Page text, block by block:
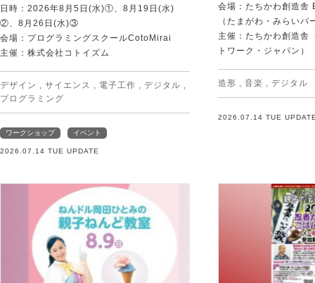
日時：2026年8月5日(水)①、8月19日(水)
②、8月26日(水)③
会場：プログラミングスクールCotoMirai
主催：株式会社コトイズム
デザイン サイエンス 電子工作 デジタル
プログラミング
ワークショップ イベント
2026.07.14 TUE UPDATE
会場：たちかわ創造舎
（たまがわ・みらいパ
主催：たちかわ創造舎
トワーク・ジャパン）
造形 音楽 デジタル
2026.07.14 TUE